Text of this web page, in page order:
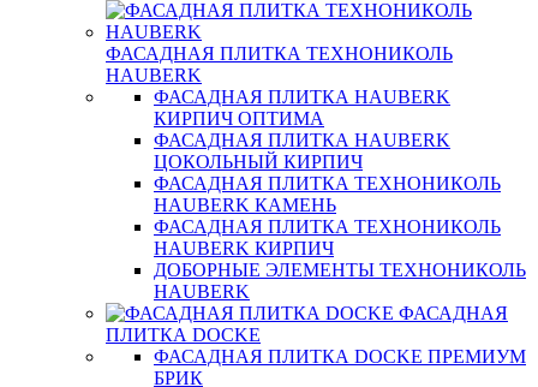
ФАСАДНАЯ ПЛИТКА ТЕХНОНИКОЛЬ
HAUBERK
ФАСАДНАЯ ПЛИТКА HAUBERK
КИРПИЧ ОПТИМА
ФАСАДНАЯ ПЛИТКА HAUBERK
ЦОКОЛЬНЫЙ КИРПИЧ
ФАСАДНАЯ ПЛИТКА ТЕХНОНИКОЛЬ
HAUBERK КАМЕНЬ
ФАСАДНАЯ ПЛИТКА ТЕХНОНИКОЛЬ
HAUBERK КИРПИЧ
ДОБОРНЫЕ ЭЛЕМЕНТЫ ТЕХНОНИКОЛЬ
HAUBERK
ФАСАДНАЯ
ПЛИТКА DOCKE
ФАСАДНАЯ ПЛИТКА DOCKE ПРЕМИУМ
БРИК